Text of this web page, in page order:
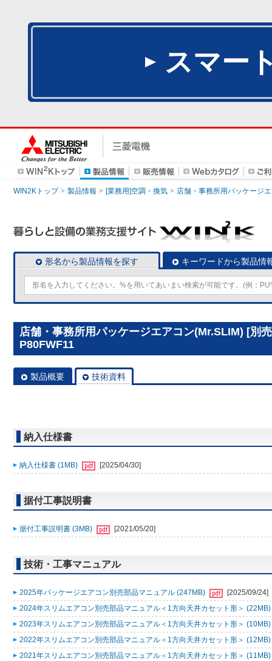
スマー
WIN2Kトップ 製品情報 [業務用]空調・換気 店舗・事務所用パッケージ
形名から製品情報を探す キーワードから製品情
店舗・事務所用パッケージエアコン(Mr.SLIM) [別
P80FWF11
製品概要 技術資料
納入仕様書
納入仕様書 (1MB) [2025/04/30]
据付工事説明書
据付工事説明書 (3MB) [2021/05/20]
技術・工事マニュアル
2025年パッケージエアコン別売部品マニュアル (247MB)
[2025/09/24]
2024年スリムエアコン別売部品マニュアル＜1方向天井カセット形＞ (22MB)
2023年スリムエアコン別売部品マニュアル＜1方向天井カセット形＞ (10MB)
2022年スリムエアコン別売部品マニュアル＜1方向天井カセット形＞ (12MB)
2021年スリムエアコン別売部品マニュアル＜1方向天井カセット形＞ (11MB)